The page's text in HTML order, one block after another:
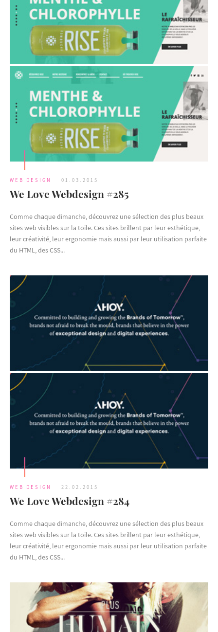
WEB DESIGN 01.03.2015
We Love Webdesign #285
Comme chaque dimanche, découvrez une sélection des plus beaux
sites web visibles sur la toile. Ces sites brillent par leur esthétique,
leur créativité, leur ergonomie mais aussi par leur utilisation parfaite
du HTML, des CSS...
WEB DESIGN 22.02.2015
We Love Webdesign #284
Comme chaque dimanche, découvrez une sélection des plus beaux
sites web visibles sur la toile. Ces sites brillent par leur esthétique,
leur créativité, leur ergonomie mais aussi par leur utilisation parfaite
du HTML, des CSS...